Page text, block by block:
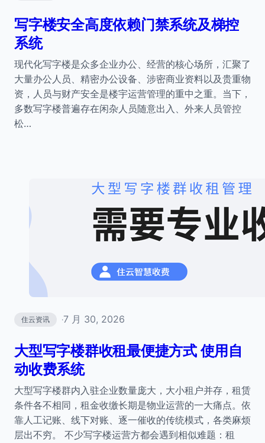
写字楼安全高度依赖门禁系统及梯控
系统
现代化写字楼是众多企业办公、经营的核心场所，汇聚了
大量办公人员、精密办公设备、涉密商业资料以及贵重物
资，人员与财产安全是楼宇运营管理的重中之重。当下，
多数写字楼普遍存在闲杂人员随意出入、外来人员管控
松…
住云资讯 ·7 月 30, 2026
大型写字楼群收租最便捷方式 使用自
动收费系统
大型写字楼群内入驻企业数量庞大，大小租户并存，租赁
条件各不相同，租金收缴长期是物业运营的一大痛点。依
靠人工记账、线下对账、逐一催收的传统模式，各类麻烦
层出不穷。 不少写字楼运营方都会遇到相似难题：租